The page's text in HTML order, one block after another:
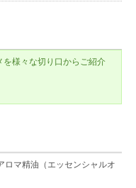
様々な切り口からご紹介
ロマ精油（エッセンシャルオ